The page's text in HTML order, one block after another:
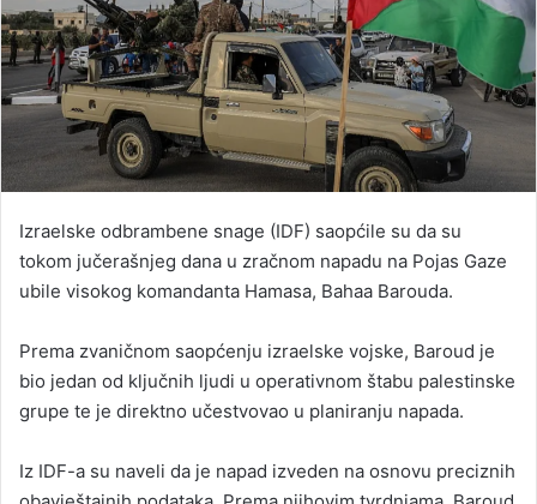
Izraelske odbrambene snage (IDF) saopćile su da su
tokom jučerašnjeg dana u zračnom napadu na Pojas Gaze
ubile visokog komandanta Hamasa, Bahaa Barouda.
Prema zvaničnom saopćenju izraelske vojske, Baroud je
bio jedan od ključnih ljudi u operativnom štabu palestinske
grupe te je direktno učestvovao u planiranju napada.
Iz IDF-a su naveli da je napad izveden na osnovu preciznih